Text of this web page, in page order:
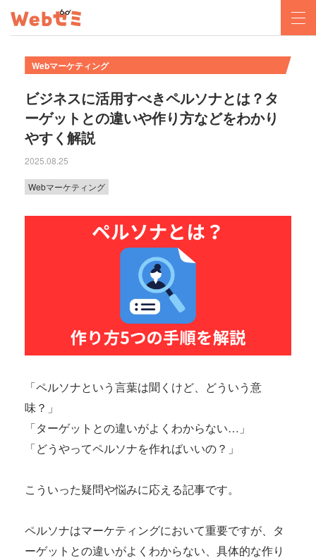
Webマーケティング
ビジネスに活用すべきペルソナとは？タ
ーゲットとの違いや作り方などをわかり
やすく解説
2025.08.25
Webマーケティング
「ペルソナという言葉は聞くけど、どういう意
味？」
「ターゲットとの違いがよくわからない…」
「どうやってペルソナを作ればいいの？」
こういった疑問や悩みに応える記事です。
ペルソナはマーケティングにおいて重要ですが、タ
ーゲットとの違いがよくわからない、具体的な作り